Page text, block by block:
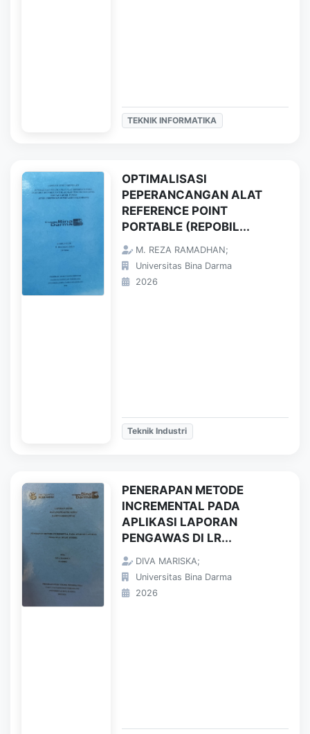
TEKNIK INFORMATIKA
OPTIMALISASI
PEPERANCANGAN ALAT
REFERENCE POINT
PORTABLE (REPOBIL...
M. REZA RAMADHAN;
Universitas Bina Darma
2026
Teknik Industri
PENERAPAN METODE
INCREMENTAL PADA
APLIKASI LAPORAN
PENGAWAS DI LR...
DIVA MARISKA;
Universitas Bina Darma
2026